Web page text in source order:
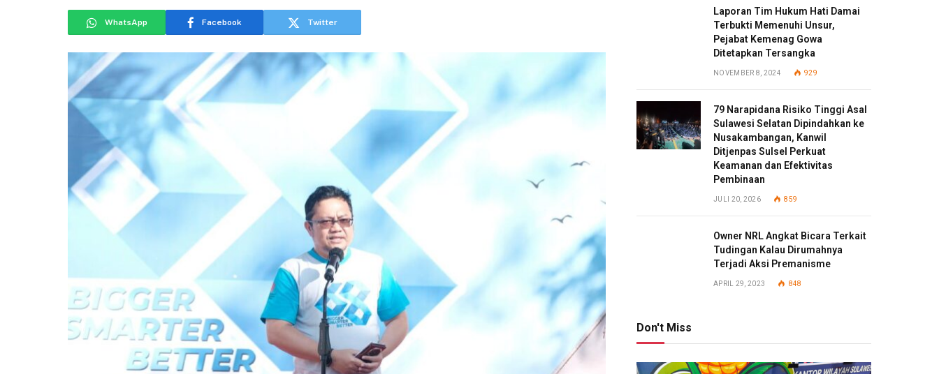
WhatsApp Facebook Twitter
Laporan Tim Hukum Hati Damai
Terbukti Memenuhi Unsur,
Pejabat Kemenag Gowa
Ditetapkan Tersangka
NOVEMBER 8, 2024 929
79 Narapidana Risiko Tinggi Asal
Sulawesi Selatan Dipindahkan ke
Nusakambangan, Kanwil
Ditjenpas Sulsel Perkuat
Keamanan dan Efektivitas
Pembinaan
JULI 20, 2026 859
Owner NRL Angkat Bicara Terkait
Tudingan Kalau Dirumahnya
Terjadi Aksi Premanisme
APRIL 29, 2023 848
Don't Miss